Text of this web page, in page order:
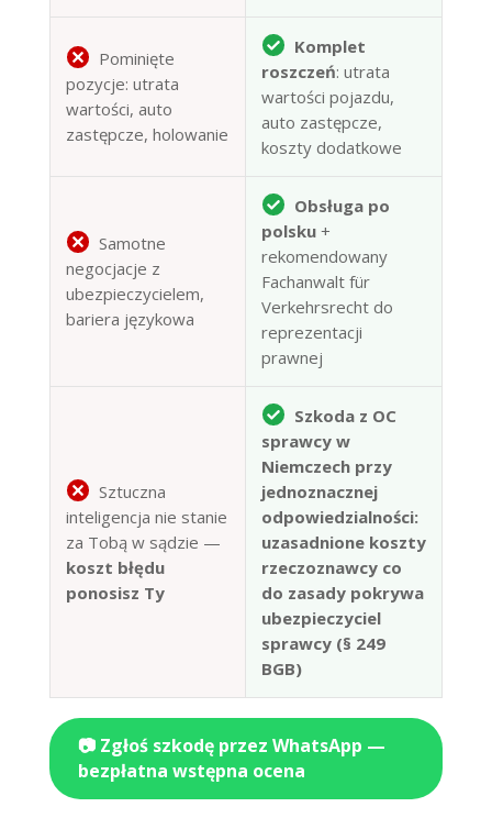
Pominięte
pozycje: utrata
wartości, auto
zastępcze, holowanie
Komplet
roszczeń: utrata
wartości pojazdu,
auto zastępcze,
koszty dodatkowe
Samotne
negocjacje z
ubezpieczycielem,
bariera językowa
Obsługa po
polsku+
rekomendowany
Fachanwalt für
Verkehrsrecht do
reprezentacji
prawnej
Sztuczna
inteligencja nie stanie
za Tobą w sądzie —
koszt błędu
ponosisz Ty
Szkoda z OC
sprawcy w
Niemczech przy
jednoznacznej
odpowiedzialności:
uzasadnione koszty
rzeczoznawcy co
do zasady pokrywa
ubezpieczyciel
sprawcy (§ 249
BGB)
📷 Zgłoś szkodę przez WhatsApp —
bezpłatna wstępna ocena